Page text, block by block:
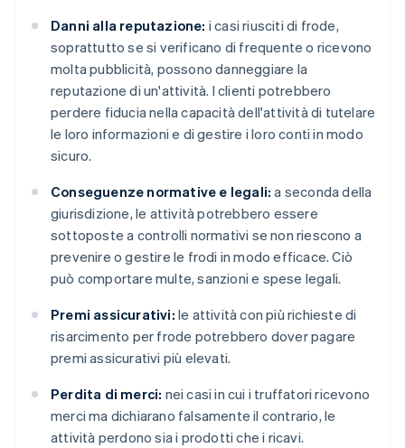
Danni alla reputazione: i casi riusciti di frode,
soprattutto se si verificano di frequente o ricevono
molta pubblicità, possono danneggiare la
reputazione di un'attività. I clienti potrebbero
perdere fiducia nella capacità dell'attività di tutelare
le loro informazioni e di gestire i loro conti in modo
sicuro.
Conseguenze normative e legali: a seconda della
giurisdizione, le attività potrebbero essere
sottoposte a controlli normativi se non riescono a
prevenire o gestire le frodi in modo efficace. Ciò
può comportare multe, sanzioni e spese legali.
Premi assicurativi: le attività con più richieste di
risarcimento per frode potrebbero dover pagare
premi assicurativi più elevati.
Perdita di merci: nei casi in cui i truffatori ricevono
merci ma dichiarano falsamente il contrario, le
attività perdono sia i prodotti che i ricavi.